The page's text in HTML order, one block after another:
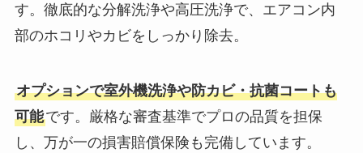
す。徹底的な分解洗浄や高圧洗浄で、エアコン内
部のホコリやカビをしっかり除去。
オプションで室外機洗浄や防カビ・抗菌コートも
可能です。厳格な審査基準でプロの品質を担保
し、万が一の損害賠償保険も完備しています。